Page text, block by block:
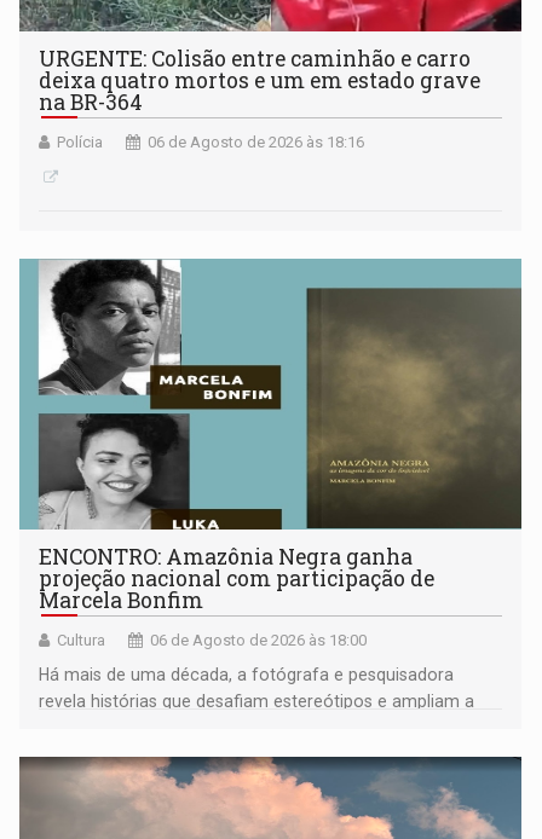
URGENTE: Colisão entre caminhão e carro
deixa quatro mortos e um em estado grave
na BR-364
Polícia 06 de Agosto de 2026 às 18:16
ENCONTRO: Amazônia Negra ganha
projeção nacional com participação de
Marcela Bonfim
Cultura 06 de Agosto de 2026 às 18:00
Há mais de uma década, a fotógrafa e pesquisadora
revela histórias que desafiam estereótipos e ampliam a
negras